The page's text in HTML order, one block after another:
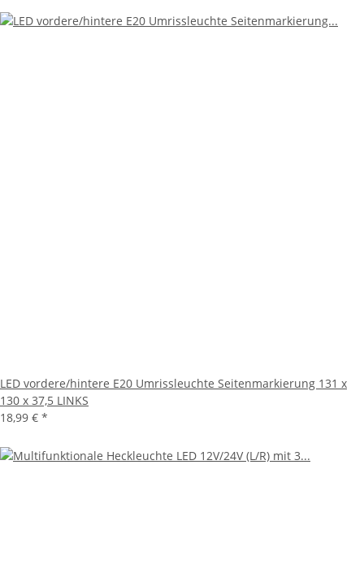
LED vordere/hintere E20 Umrissleuchte Seitenmarkierung 131 x
130 x 37,5 LINKS
18,99 € *